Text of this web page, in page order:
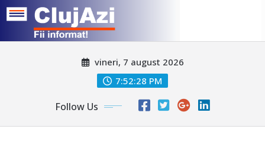
vineri, 7 august 2026
7:52:30 PM
Follow Us